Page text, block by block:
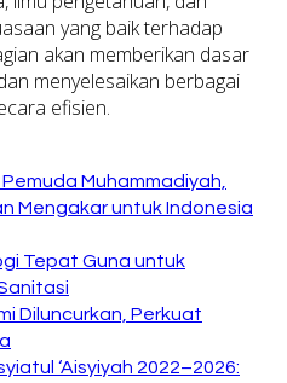
yang baik terhadap
akan memberikan dasar
menyelesaikan berbagai
efisien.
Muhammadiyah,
Mengakar untuk Indonesia
Tepat Guna untuk
Diluncurkan, Perkuat
‘Aisyiyah 2022–2026: